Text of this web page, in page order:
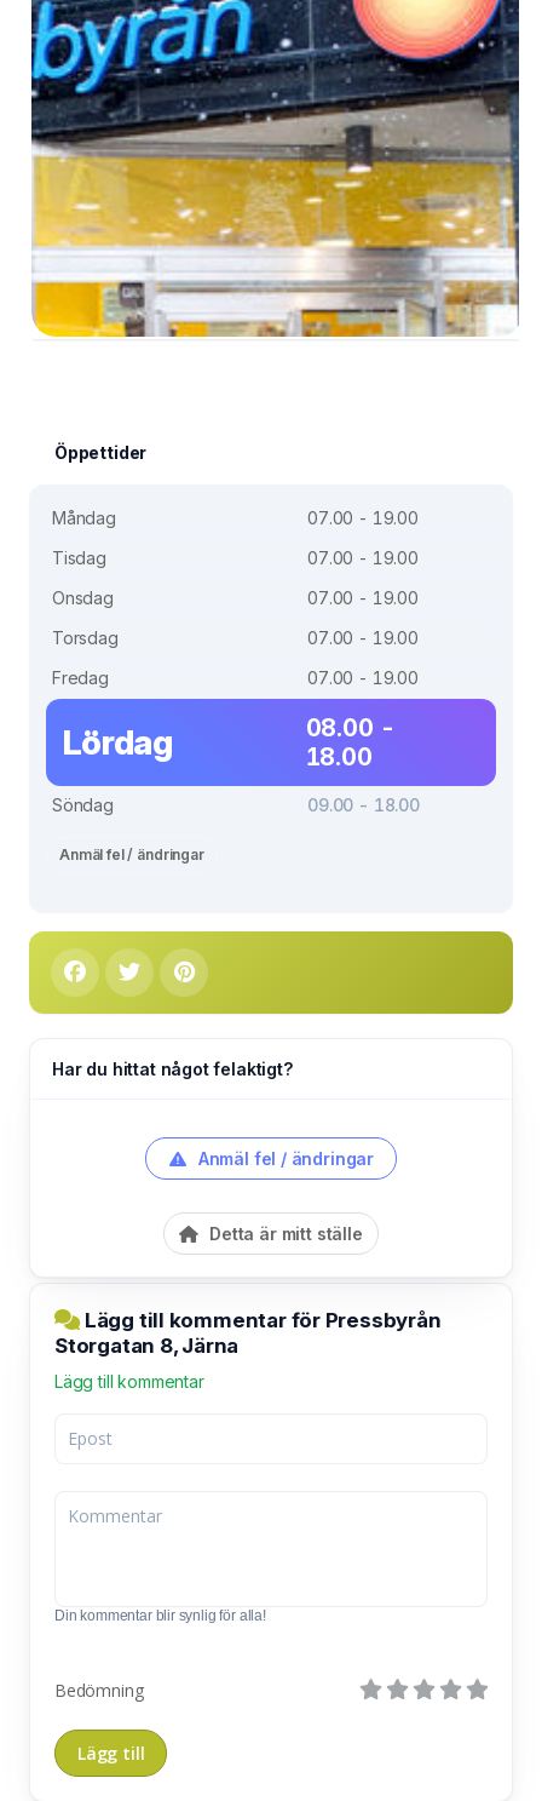
Öppettider
Måndag
07.00 - 19.00
Tisdag
07.00 - 19.00
Onsdag
07.00 - 19.00
Torsdag
07.00 - 19.00
Fredag
07.00 - 19.00
Lördag
08.00 -
18.00
Söndag 09.00 - 18.00
Anmäl fel / ändringar
Har du hittat något felaktigt?
Anmäl fel / ändringar
Detta är mitt ställe
Lägg till kommentar för Pressbyrån
Storgatan 8, Järna
Lägg till kommentar
Din kommentar blir synlig för alla!
Bedömning